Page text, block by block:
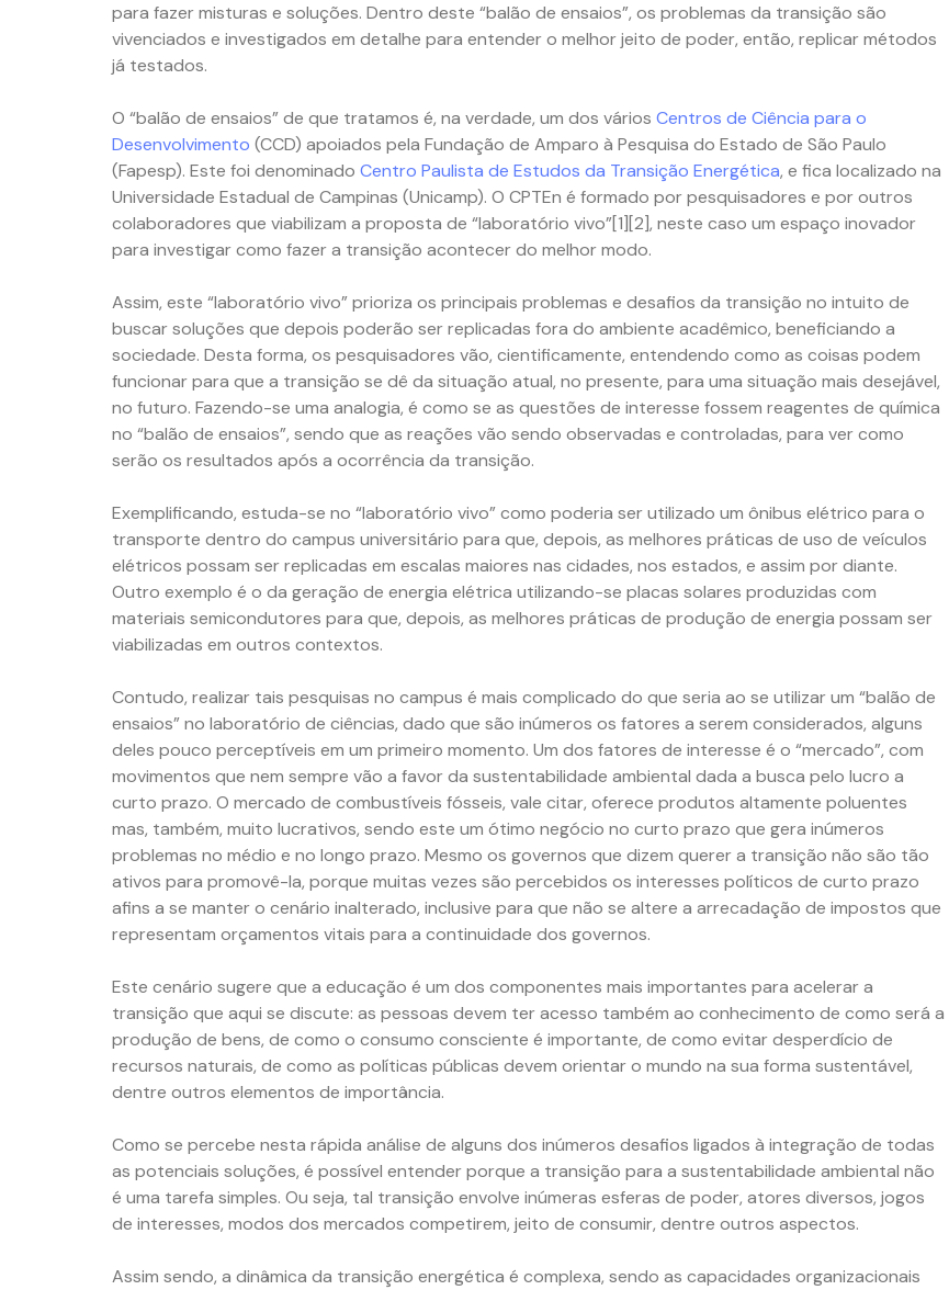
para fazer misturas e soluções. Dentro deste “balão de ensaios”, os problemas da transição são
vivenciados e investigados em detalhe para entender o melhor jeito de poder, então, replicar métodos
já testados.
O “balão de ensaios” de que tratamos é, na verdade, um dos vários Centros de Ciência para o
Desenvolvimento (CCD) apoiados pela Fundação de Amparo à Pesquisa do Estado de São Paulo
(Fapesp). Este foi denominado Centro Paulista de Estudos da Transição Energética, e fica localizado na
Universidade Estadual de Campinas (Unicamp). O CPTEn é formado por pesquisadores e por outros
colaboradores que viabilizam a proposta de “laboratório vivo”[1][2], neste caso um espaço inovador
para investigar como fazer a transição acontecer do melhor modo.
Assim, este “laboratório vivo” prioriza os principais problemas e desafios da transição no intuito de
buscar soluções que depois poderão ser replicadas fora do ambiente acadêmico, beneficiando a
sociedade. Desta forma, os pesquisadores vão, cientificamente, entendendo como as coisas podem
funcionar para que a transição se dê da situação atual, no presente, para uma situação mais desejável,
no futuro. Fazendo-se uma analogia, é como se as questões de interesse fossem reagentes de química
no “balão de ensaios”, sendo que as reações vão sendo observadas e controladas, para ver como
serão os resultados após a ocorrência da transição.
Exemplificando, estuda-se no “laboratório vivo” como poderia ser utilizado um ônibus elétrico para o
transporte dentro do campus universitário para que, depois, as melhores práticas de uso de veículos
elétricos possam ser replicadas em escalas maiores nas cidades, nos estados, e assim por diante.
Outro exemplo é o da geração de energia elétrica utilizando-se placas solares produzidas com
materiais semicondutores para que, depois, as melhores práticas de produção de energia possam ser
viabilizadas em outros contextos.
Contudo, realizar tais pesquisas no campus é mais complicado do que seria ao se utilizar um “balão de
ensaios” no laboratório de ciências, dado que são inúmeros os fatores a serem considerados, alguns
deles pouco perceptíveis em um primeiro momento. Um dos fatores de interesse é o “mercado”, com
movimentos que nem sempre vão a favor da sustentabilidade ambiental dada a busca pelo lucro a
curto prazo. O mercado de combustíveis fósseis, vale citar, oferece produtos altamente poluentes
mas, também, muito lucrativos, sendo este um ótimo negócio no curto prazo que gera inúmeros
problemas no médio e no longo prazo. Mesmo os governos que dizem querer a transição não são tão
ativos para promovê-la, porque muitas vezes são percebidos os interesses políticos de curto prazo
afins a se manter o cenário inalterado, inclusive para que não se altere a arrecadação de impostos que
representam orçamentos vitais para a continuidade dos governos.
Este cenário sugere que a educação é um dos componentes mais importantes para acelerar a
transição que aqui se discute: as pessoas devem ter acesso também ao conhecimento de como será a
produção de bens, de como o consumo consciente é importante, de como evitar desperdício de
recursos naturais, de como as políticas públicas devem orientar o mundo na sua forma sustentável,
dentre outros elementos de importância.
Como se percebe nesta rápida análise de alguns dos inúmeros desafios ligados à integração de todas
as potenciais soluções, é possível entender porque a transição para a sustentabilidade ambiental não
é uma tarefa simples. Ou seja, tal transição envolve inúmeras esferas de poder, atores diversos, jogos
de interesses, modos dos mercados competirem, jeito de consumir, dentre outros aspectos.
Assim sendo, a dinâmica da transição energética é complexa, sendo as capacidades organizacionais